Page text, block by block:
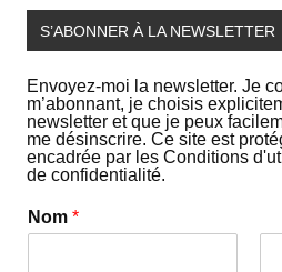
S’ABONNER À LA NEWSLETTER
Envoyez-moi la newsletter. Je
m’abonnant, je choisis
newsletter et que je peux
me désinscrire. Ce site est
encadrée par les Conditions
de confidentialité.
Nom *